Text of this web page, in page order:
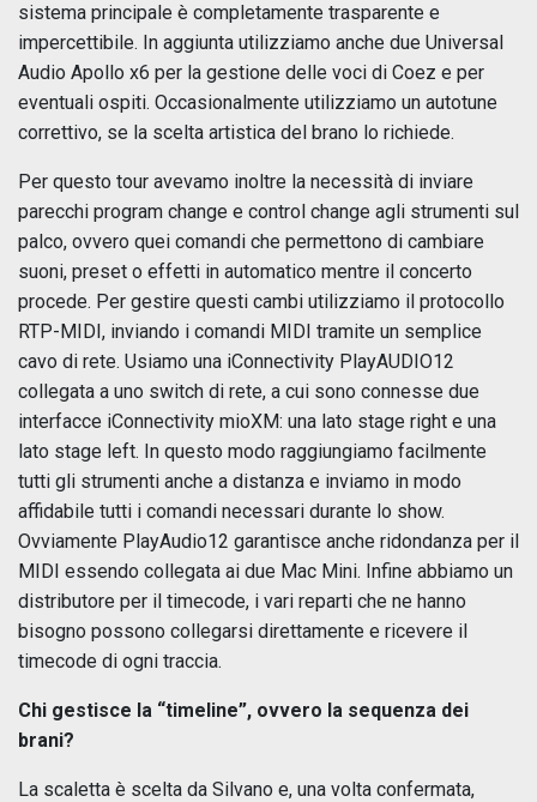
sistema principale è completamente trasparente e
impercettibile. In aggiunta utilizziamo anche due Universal
Audio Apollo x6 per la gestione delle voci di Coez e per
eventuali ospiti. Occasionalmente utilizziamo un autotune
correttivo, se la scelta artistica del brano lo richiede.
Per questo tour avevamo inoltre la necessità di inviare
parecchi program change e control change agli strumenti sul
palco, ovvero quei comandi che permettono di cambiare
suoni, preset o effetti in automatico mentre il concerto
procede. Per gestire questi cambi utilizziamo il protocollo
RTP-MIDI, inviando i comandi MIDI tramite un semplice
cavo di rete. Usiamo una iConnectivity PlayAUDIO12
collegata a uno switch di rete, a cui sono connesse due
interfacce iConnectivity mioXM: una lato stage right e una
lato stage left. In questo modo raggiungiamo facilmente
tutti gli strumenti anche a distanza e inviamo in modo
affidabile tutti i comandi necessari durante lo show.
Ovviamente PlayAudio12 garantisce anche ridondanza per il
MIDI essendo collegata ai due Mac Mini. Infine abbiamo un
distributore per il timecode, i vari reparti che ne hanno
bisogno possono collegarsi direttamente e ricevere il
timecode di ogni traccia.
Chi gestisce la “timeline”, ovvero la sequenza dei
brani?
La scaletta è scelta da Silvano e, una volta confermata,